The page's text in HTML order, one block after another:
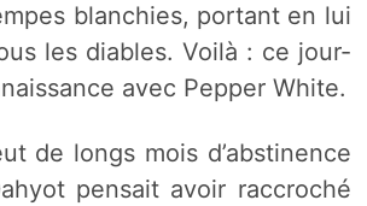
blanchies, portant en lui
les diables. Voilà : ce jour-
avec Pepper White.
de longs mois d’abstinence
pensait avoir raccroché